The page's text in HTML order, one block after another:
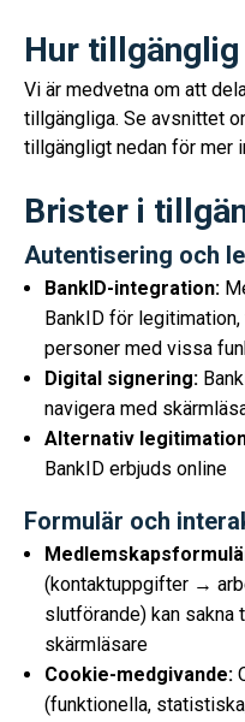
Hur
Vi är medvetna om att
tillgängliga. Se avsnittet
tillgängligt nedan för mer
Brister i
Autentisering och
BankID-integration:
BankID för
personer med vissa
Digital signering:
navigera med
Alternativ
BankID erbjuds online
Formulär och
(kontaktuppgifter →
slutförande) kan
skärmläsare
Cookie-medgivande:
(funktionella,